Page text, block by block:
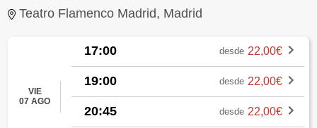
Teatro Flamenco Madrid, Madrid
VIE
07 AGO
17:00 desde 22,00€
19:00 desde 22,00€
20:45 desde 22,00€